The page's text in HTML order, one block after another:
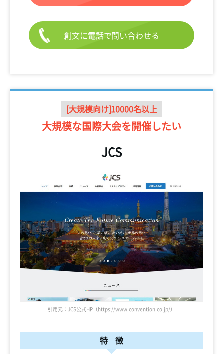
創文に電話で問い合わせる
[大規模向け]10000名以上
大規模な国際大会を開催したい
JCS
引用元：JCS公式HP（https://www.convention.co.jp/）
特 徴